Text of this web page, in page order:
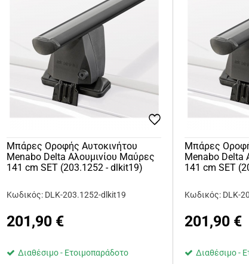
Μπάρες Οροφής Αυτοκινήτου
Menabo Delta Αλουμινίου Μαύρες
141 cm SET (203.1252 - dlkit19)
Κωδικός: DLK-203.1252-dlkit19
201,90 €
Διαθέσιμο - Ετοιμοπαράδοτο
Μπάρες
Menabo Delta
141 cm SET
Κωδικός: DLK-
201,90 €
Διαθέσιμο -